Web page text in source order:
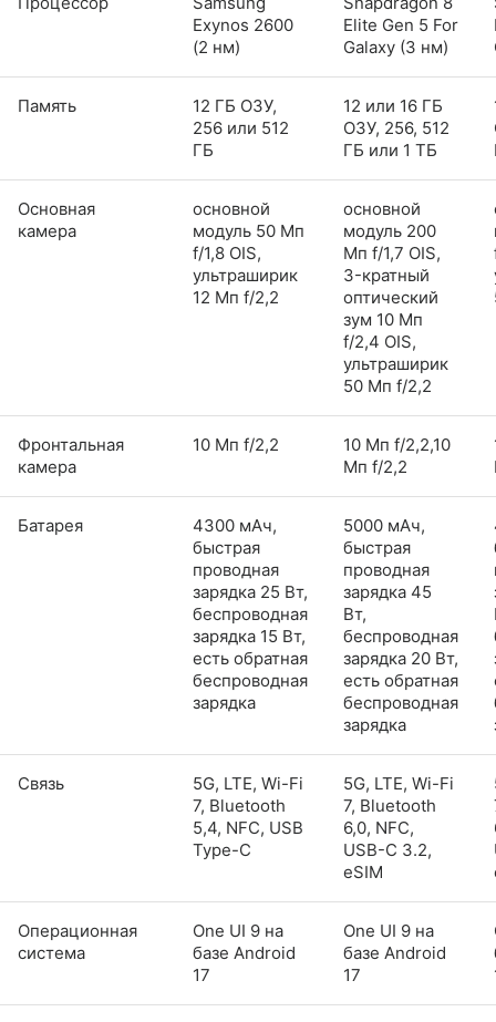
Exynos 2600
(2 нм)
Elite Gen 5 For
Galaxy (3 нм)
Память
12 ГБ ОЗУ,
256 или 512
ГБ
12 или 16 ГБ
ОЗУ, 256, 512
ГБ или 1 ТБ
Основная
камера
основной
модуль 50 Мп
f/1,8 OIS,
ультраширик
12 Мп f/2,2
основной
модуль 200
Мп f/1,7 OIS,
3-кратный
оптический
зум 10 Мп
f/2,4 OIS,
ультраширик
50 Мп f/2,2
Фронтальная
камера
10 Мп f/2,2
10 Мп f/2,2,10
Мп f/2,2
Батарея
4300 мАч,
быстрая
проводная
зарядка 25 Вт,
беспроводная
зарядка 15 Вт,
есть обратная
беспроводная
зарядка
5000 мАч,
быстрая
проводная
зарядка 45
Вт,
беспроводная
зарядка 20 Вт,
есть обратная
беспроводная
зарядка
Связь
5G, LTE, Wi-Fi
7, Bluetooth
5,4, NFC, USB
Type-C
5G, LTE, Wi-Fi
7, Bluetooth
6,0, NFC,
USB-C 3.2,
eSIM
Операционная
система
One UI 9 на
базе Android
17
One UI 9 на
базе Android
17